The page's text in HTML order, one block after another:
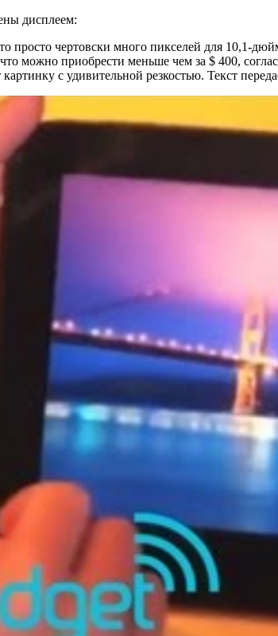
дисплеем:
просто чертовски много пикселей для 10,1-
можно приобрести меньше чем за $ 400,
с удивительной резкостью. Текст